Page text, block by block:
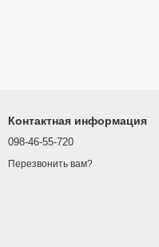
Контактная информация
098-46-55-720
Перезвонить вам?